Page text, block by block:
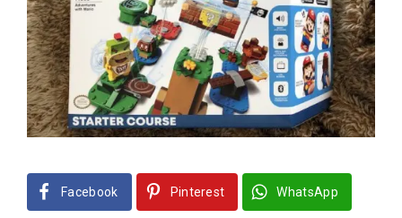
Facebook Pinterest WhatsApp